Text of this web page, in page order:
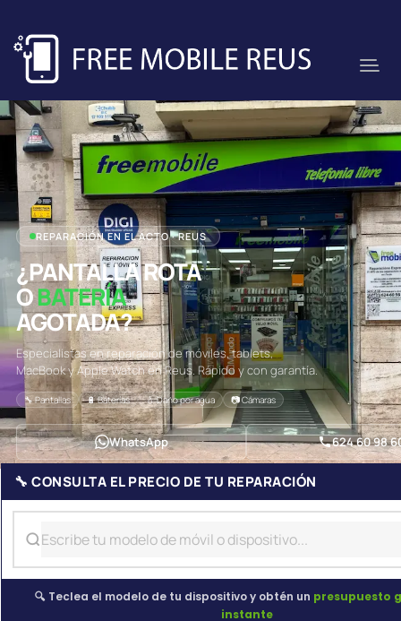
REPARACIÓN EN EL ACTO · REUS
¿PANTALLA ROTA
OBATERÍA
AGOTADA?
Especialistas en reparación de móviles, tablets,
MacBook y Apple Watch en Reus. Rápido y con garantía.
🔧 Pantallas 🔋 Baterías 💧 Daño por agua 📷 Cámaras
WhatsApp 624 60 98
🔧 CONSULTA EL PRECIO DE TU REPARACIÓN
🔍 Teclea el modelo de tu dispositivo y obtén un presupuesto
instante